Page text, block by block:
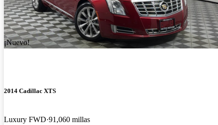
¡Nuevo!
2014 Cadillac XTS
Luxury FWD 91,060 millas